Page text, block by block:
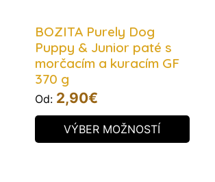
BOZITA Purely Dog
Puppy & Junior paté s
morčacím a kuracím GF
370 g
Od: 2,90€
VÝBER MOŽNOSTÍ